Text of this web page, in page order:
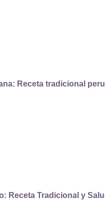
Receta tradicional
Receta Tradicional y